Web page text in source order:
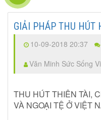
GIẢI PHÁP THU HÚT
10-09-2018 20:37
Văn Minh Sức Sống
THU HÚT THIÊN TÀI,
VÀ NGOẠI TỆ Ở VIỆT